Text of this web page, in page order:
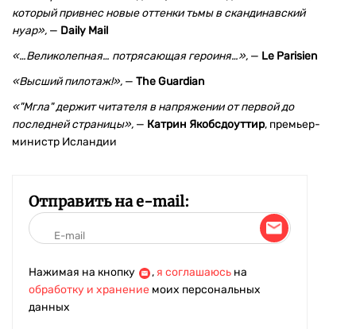
который привнес новые оттенки тьмы в скандинавский
нуар», — Daily Mail
«…Великолепная… потрясающая героиня…», — Le Parisien
«Высший пилотаж!», — The Guardian
«"Мгла" держит читателя в напряжении от первой до
последней страницы», — Катрин Якобсдоуттир, премьер-
министр Исландии
Отправить на e-mail:
Нажимая на кнопку , я соглашаюсь на
обработку и хранение моих персональных
данных